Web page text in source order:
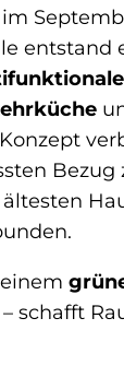
im
entstand
Bezug
schafft